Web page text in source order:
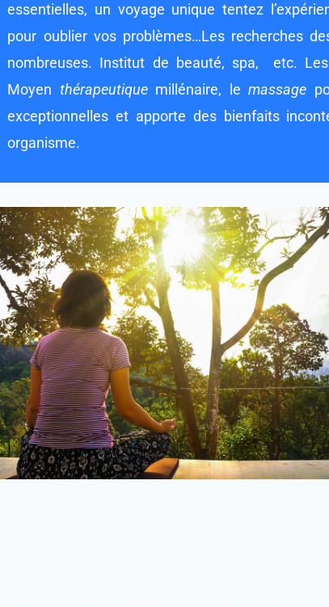
essentielles, un voyage unique tentez
pour oublier vos problèmes…Les recherches
nombreuses. Institut de beauté, spa, etc.
Moyen thérapeutiquemillénaire, lemassage
exceptionnelles et apporte des bienfaits
organisme.